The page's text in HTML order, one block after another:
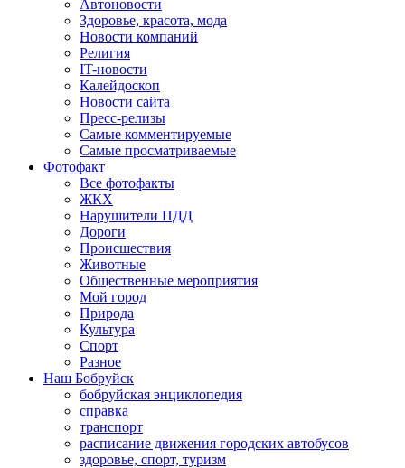
Автоновости
Здоровье, красота, мода
Новости компаний
Религия
IT-новости
Калейдоскоп
Новости сайта
Пресс-релизы
Самые комментируемые
Самые просматриваемые
Фотофакт
Все фотофакты
ЖКХ
Нарушители ПДД
Дороги
Происшествия
Животные
Общественные мероприятия
Мой город
Природа
Культура
Спорт
Разное
Наш Бобруйск
бобруйская энциклопедия
справка
транспорт
расписание движения городских автобусов
здоровье, спорт, туризм